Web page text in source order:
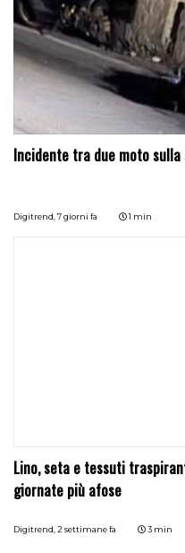
Incidente tra due moto
Digitrend, 7 giorni fa 1 min
Lino, seta e tessuti
giornate più afose
Digitrend, 2 settimane fa 3 min